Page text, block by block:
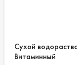
Сухой
Витаминный